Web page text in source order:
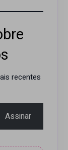
recentes
Assinar